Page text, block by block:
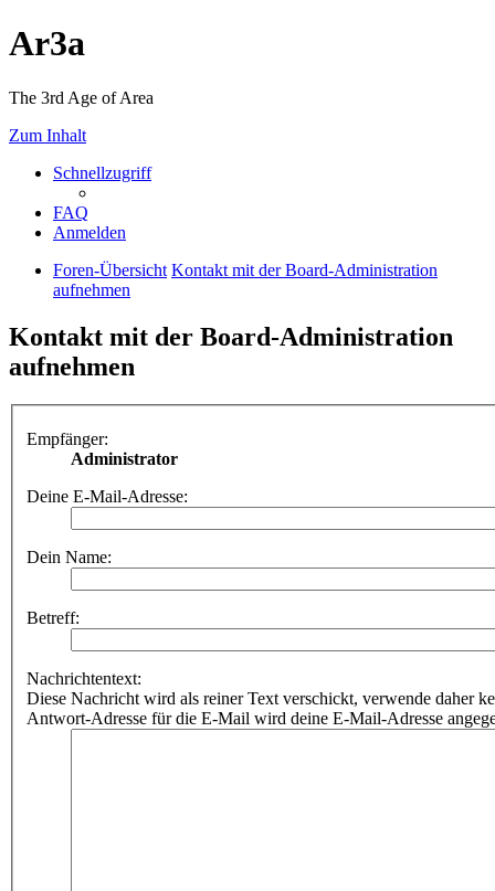
Ar3a
The 3rd Age of Area
Zum Inhalt
Schnellzugriff
FAQ
Anmelden
Foren-Übersicht Kontakt mit der Board-Administration
aufnehmen
Kontakt mit der Board-Administration
aufnehmen
Empfänger:
Administrator
Deine E-Mail-Adresse:
Dein Name:
Betreff:
Nachrichtentext:
Diese Nachricht wird als reiner Text verschickt, verwende daher
Antwort-Adresse für die E-Mail wird deine E-Mail-Adresse